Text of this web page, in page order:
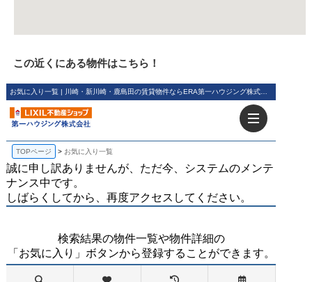
この近くにある物件はこちら！